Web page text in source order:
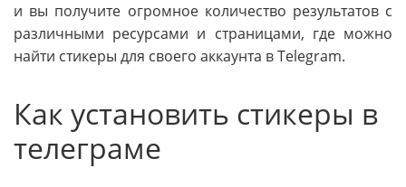
и вы получите огромное количество результатов с
различными ресурсами и страницами, где можно
найти стикеры для своего аккаунта в Telegram.
Как установить стикеры в
телеграме